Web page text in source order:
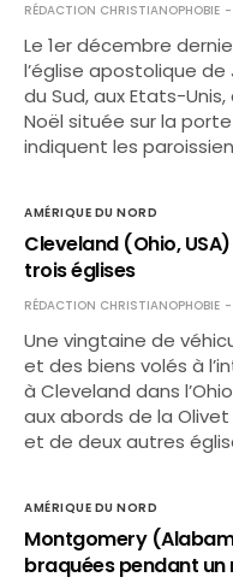
RÉDACTION CHRISTIANOPHOBIE
Le 1er décembre
l’église apostolique
du Sud, aux Etats-
Noël située sur la
indiquent les
AMÉRIQUE DU NORD
Cleveland (Ohio,
trois églises
RÉDACTION CHRISTIANOPHOBIE
Une vingtaine de
et des biens volés à
à Cleveland dans
aux abords de la
et de deux autres
AMÉRIQUE DU NORD
Montgomery
braquées pendant